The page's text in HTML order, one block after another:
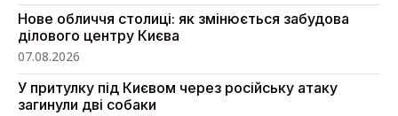
Нове обличчя столиці: як змінюється забудова
ділового центру Києва
07.08.2026
У притулку під Києвом через російську атаку
загинули дві собаки